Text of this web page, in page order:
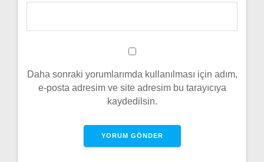
Daha sonraki yorumlarımda kullanılması için adım,
e-posta adresim ve site adresim bu tarayıcıya
kaydedilsin.